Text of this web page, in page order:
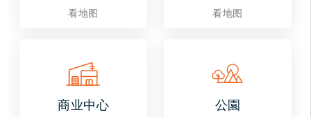
看地图 看地图
商业中心 公園